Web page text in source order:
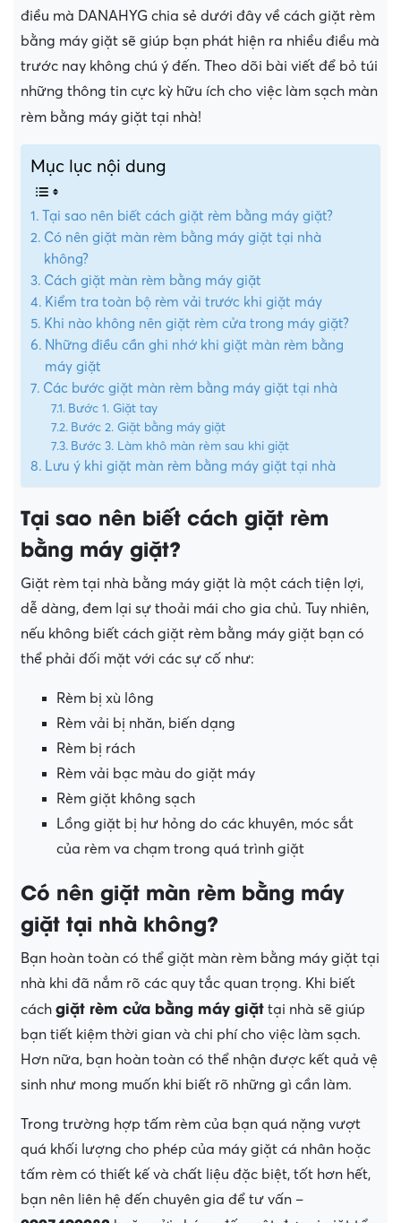
điều mà DANAHYG chia sẻ dưới đây về cách giặt rèm
bằng máy giặt sẽ giúp bạn phát hiện ra nhiều điều mà
trước nay không chú ý đến. Theo dõi bài viết để bỏ túi
những thông tin cực kỳ hữu ích cho việc làm sạch màn
rèm bằng máy giặt tại nhà!
Mục lục nội dung
Tại sao nên biết cách giặt rèm bằng máy giặt?
Có nên giặt màn rèm bằng máy giặt tại nhà
không?
Cách giặt màn rèm bằng máy giặt
Kiểm tra toàn bộ rèm vải trước khi giặt máy
Khi nào không nên giặt rèm cửa trong máy giặt?
Những điều cần ghi nhớ khi giặt màn rèm bằng
máy giặt
Các bước giặt màn rèm bằng máy giặt tại nhà
Bước 1. Giặt tay
Bước 2. Giặt bằng máy giặt
Bước 3. Làm khô màn rèm sau khi giặt
Lưu ý khi giặt màn rèm bằng máy giặt tại nhà
Tại sao nên biết cách giặt rèm
bằng máy giặt?
Giặt rèm tại nhà bằng máy giặt là một cách tiện lợi,
dễ dàng, đem lại sự thoải mái cho gia chủ. Tuy nhiên,
nếu không biết cách giặt rèm bằng máy giặt bạn có
thể phải đối mặt với các sự cố như:
Rèm bị xù lông
Rèm vải bị nhăn, biến dạng
Rèm bị rách
Rèm vải bạc màu do giặt máy
Rèm giặt không sạch
Lồng giặt bị hư hỏng do các khuyên, móc sắt
của rèm va chạm trong quá trình giặt
Có nên giặt màn rèm bằng máy
giặt tại nhà không?
Bạn hoàn toàn có thể giặt màn rèm bằng máy giặt tại
nhà khi đã nắm rõ các quy tắc quan trọng. Khi biết
cách giặt rèm cửa bằng máy giặt tại nhà sẽ giúp
bạn tiết kiệm thời gian và chi phí cho việc làm sạch.
Hơn nữa, bạn hoàn toàn có thể nhận được kết quả vệ
sinh như mong muốn khi biết rõ những gì cần làm.
Trong trường hợp tấm rèm của bạn quá nặng vượt
quá khối lượng cho phép của máy giặt cá nhân hoặc
tấm rèm có thiết kế và chất liệu đặc biệt, tốt hơn hết,
bạn nên liên hệ đến chuyên gia để tư vấn –